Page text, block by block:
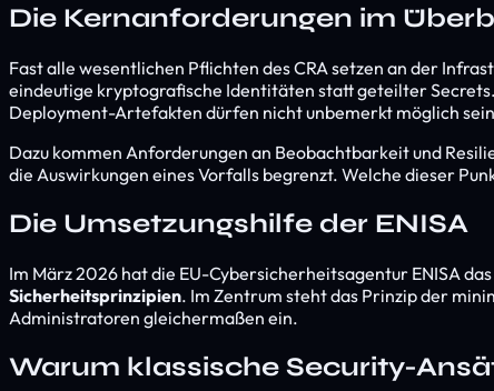
Die Kernanforderungen im
Fast alle wesentlichen Pflichten des CRA setzen an der
eindeutige kryptografische Identitäten statt geteilter
Deployment-Artefakten dürfen nicht unbemerkt möglich
Dazu kommen Anforderungen an Beobachtbarkeit und
die Auswirkungen eines Vorfalls begrenzt. Welche dieser
Die Umsetzungshilfe der ENISA
Im März 2026 hat die EU-Cybersicherheitsagentur ENISA das
Sicherheitsprinzipien. Im Zentrum steht das Prinzip der
Administratoren gleichermaßen ein.
Warum klassische Security-